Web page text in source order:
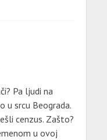
Pa ljudi na
u srcu Beograda.
cenzus. Zašto?
u ovoj